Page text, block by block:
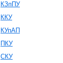
КЗпПУ
ККУ
КУпАП
ПКУ
СКУ